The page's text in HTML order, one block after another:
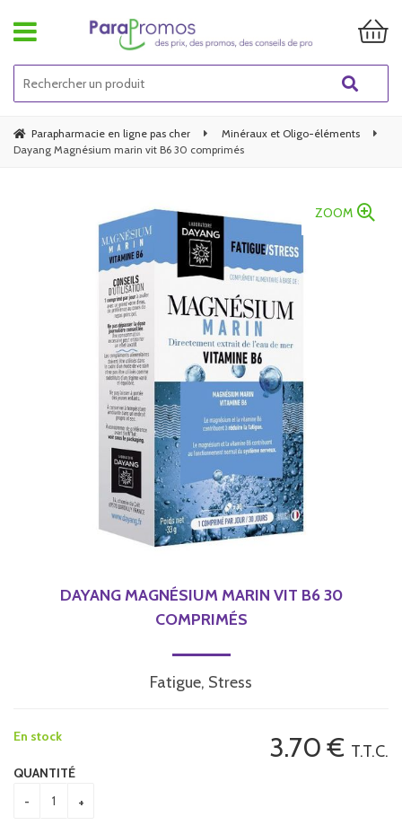
Parapharmacie en ligne pas cher
Minéraux et Oligo-éléments
Dayang Magnésium marin vit B6 30 comprimés
ZOOM
DAYANG MAGNÉSIUM MARIN VIT B6 30
COMPRIMÉS
Fatigue, Stress
3.70€ T.T.C.
En stock
QUANTITÉ